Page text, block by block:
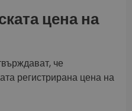
цена на
че
регистрирана цена на